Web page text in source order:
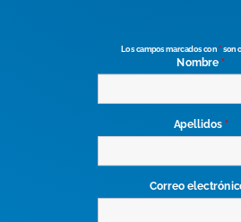
Los campos marcados con *son
Nombre *
Apellidos *
Correo